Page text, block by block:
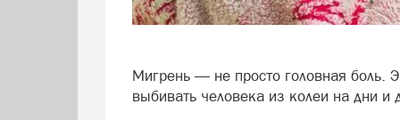
Мигрень — не просто головная боль.
выбивать человека из колеи на дни